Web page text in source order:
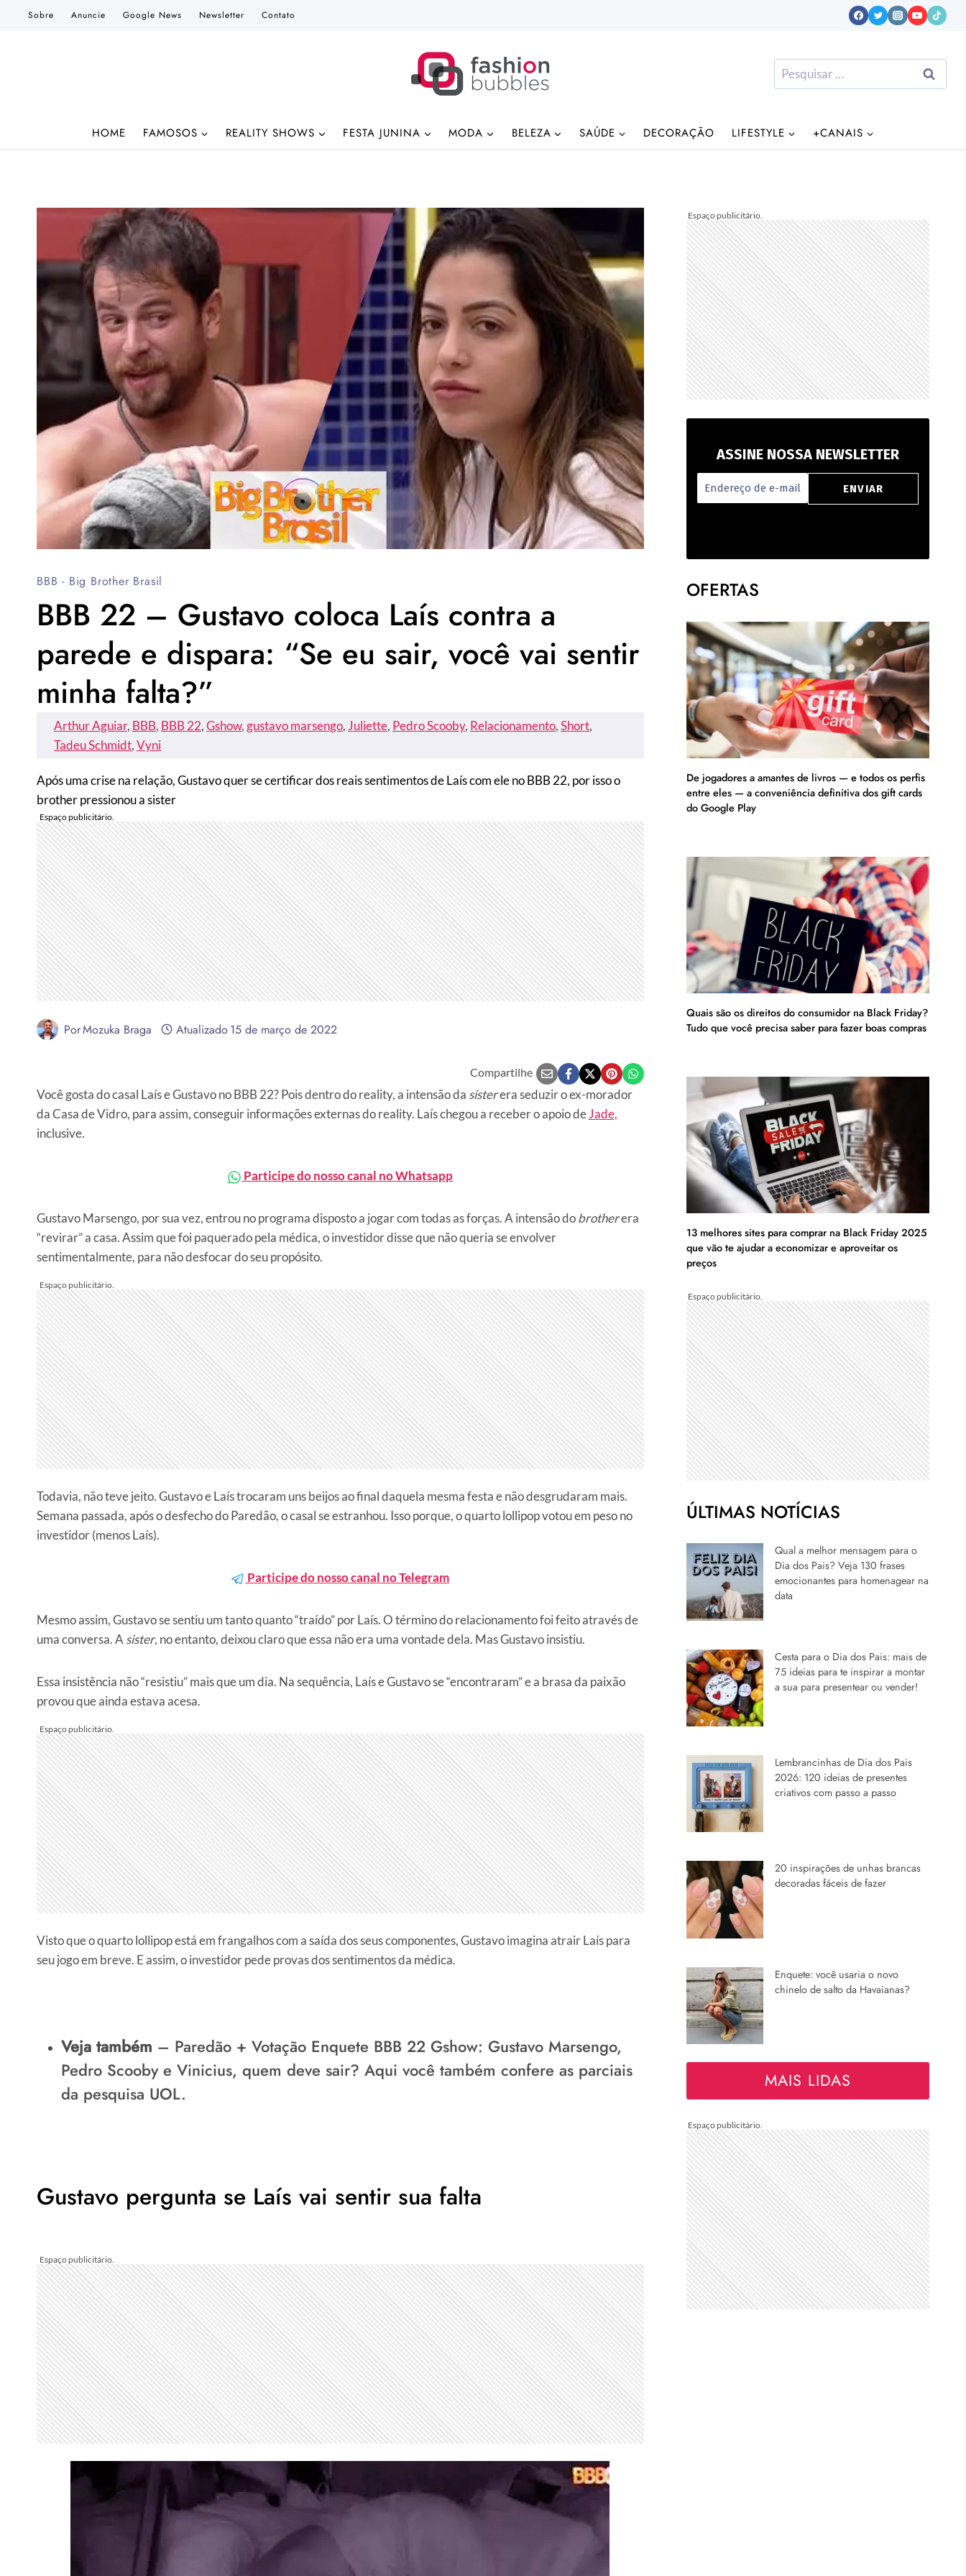
Sobre Anuncie Google News Newsletter Contato
Pesquisar
por:
HOME FAMOSOS REALITY SHOWS FESTA JUNINA MODA BELEZA SAÚDE DECORAÇÃO LIFESTYLE +CANAIS
BBB - Big Brother Brasil
BBB 22 – Gustavo coloca Laís contra a
parede e dispara: “Se eu sair, você vai sentir
minha falta?”
Arthur Aguiar, BBB, BBB 22, Gshow, gustavo marsengo, Juliette, Pedro Scooby, Relacionamento, Short
Tadeu Schmidt, Vyni
Após uma crise na relação, Gustavo quer se certificar dos reais sentimentos de Laís com ele no BBB 22, por isso o
brother pressionou a sister
PorMozuka Braga Atualizado15 de março de 2022
Compartilhe
Você gosta do casal Laís e Gustavo no BBB 22? Pois dentro do reality, a intensão da sisterera seduzir o ex-morador
da Casa de Vidro, para assim, conseguir informações externas do reality. Laís chegou a receber o apoio deJade,
inclusive.
Participe do nosso canal no Whatsapp
Gustavo Marsengo, por sua vez, entrou no programa disposto a jogar com todas as forças. A intensão dobrotherera
“revirar” a casa. Assim que foi paquerado pela médica, o investidor disse que não queria se envolver
sentimentalmente, para não desfocar do seu propósito.
Todavia, não teve jeito. Gustavo e Laís trocaram uns beijos ao final daquela mesma festa e não desgrudaram mais.
Semana passada, após o desfecho do Paredão, o casal se estranhou. Isso porque, o quarto lollipop votou em peso no
investidor (menos Laís).
Participe do nosso canal no Telegram
Mesmo assim, Gustavo se sentiu um tanto quanto “traído” por Laís. O término do relacionamento foi feito através de
uma conversa. Asister, no entanto, deixou claro que essa não era uma vontade dela. Mas Gustavo insistiu.
Essa insistência não “resistiu” mais que um dia. Na sequência, Laís e Gustavo se “encontraram” e a brasa da paixão
provou que ainda estava acesa.
Visto que o quarto lollipop está em frangalhos com a saída dos seus componentes, Gustavo imagina atrair Laís para
seu jogo em breve. E assim, o investidor pede provas dos sentimentos da médica.
Veja também – Paredão + Votação Enquete BBB 22 Gshow: Gustavo Marsengo,
Pedro Scooby e Vinicius, quem deve sair? Aqui você também confere as parciais
da pesquisa UOL.
Gustavo pergunta se Laís vai sentir sua falta
ASSINE NOSSA NEWSLETTER
OFERTAS
De jogadores a amantes de livros — e todos os perfis
entre eles — a conveniência definitiva dos gift cards
do Google Play
Quais são os direitos do consumidor na Black Friday?
Tudo que você precisa saber para fazer boas compras
13 melhores sites para comprar na Black Friday 2025
que vão te ajudar a economizar e aproveitar os
preços
ÚLTIMAS NOTÍCIAS
Qual a melhor mensagem para o
Dia dos Pais? Veja 130 frases
emocionantes para homenagear na
data
Cesta para o Dia dos Pais: mais de
75 ideias para te inspirar a montar
a sua para presentear ou vender!
Lembrancinhas de Dia dos Pais
2026: 120 ideias de presentes
criativos com passo a passo
20 inspirações de unhas brancas
decoradas fáceis de fazer
Enquete: você usaria o novo
chinelo de salto da Havaianas?
MAIS LIDAS